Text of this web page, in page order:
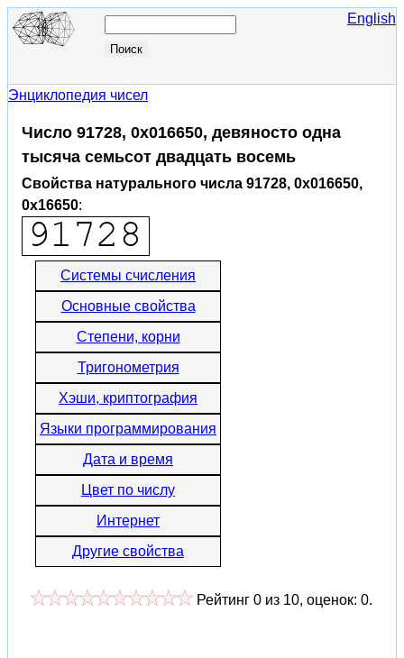
English
Энциклопедия чисел
Число 91728, 0x016650, девяносто одна
тысяча семьсот двадцать восемь
Свойства натурального числа 91728, 0x016650,
0x16650:
Системы счисления
Основные свойства
Степени, корни
Тригонометрия
Хэши, криптография
Языки программирования
Дата и время
Цвет по числу
Интернет
Другие свойства
Рейтинг 0 из 10, оценок: 0.